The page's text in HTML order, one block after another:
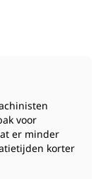
voor
er minder
korter